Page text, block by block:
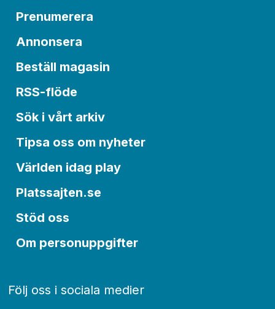
Prenumerera
Annonsera
Beställ magasin
RSS-flöde
Sök i vårt arkiv
Tipsa oss om nyheter
Världen idag play
Platssajten.se
Stöd oss
Om personuppgifter
Följ oss i sociala medier